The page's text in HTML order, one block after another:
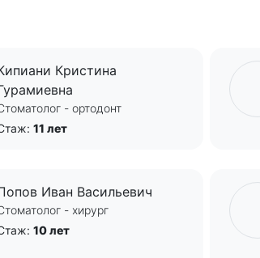
Кристина
- ортодонт
11 лет
Иван Васильевич
- хирург
10 лет